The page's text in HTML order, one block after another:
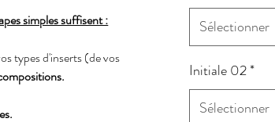
simples suffisent :
types d'inserts(de vos
Sélectionner
Initiale 02*
Sélectionner